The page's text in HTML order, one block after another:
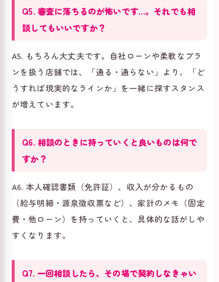
Q5. 審査に落ちるのが怖いです…。それでも相
談してもいいですか？
A5. もちろん大丈夫です。自社ローンや柔軟なプラ
ンを扱う店舗では、「通る・通らない」より、「ど
うすれば現実的なラインか」を一緒に探すスタンス
が増えています。
Q6. 相談のときに持っていくと良いものは何で
すか？
A6. 本人確認書類（免許証）、収入が分かるもの
（給与明細・源泉徴収票など）、家計のメモ（固定
費・他ローン）を持っていくと、具体的な話がしや
すくなります。
Q7. 一回相談したら、その場で契約しなきゃい